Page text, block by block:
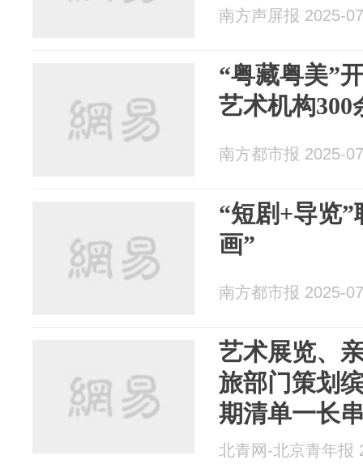
南方声屏报 2025-
“粤藏粤美”
艺术机构300
南方都市报 2025-
“短剧+导览
画”
南方都市报 2025-
艺术展览、
旅部门策划
期清单一长
北青网-北京青年报